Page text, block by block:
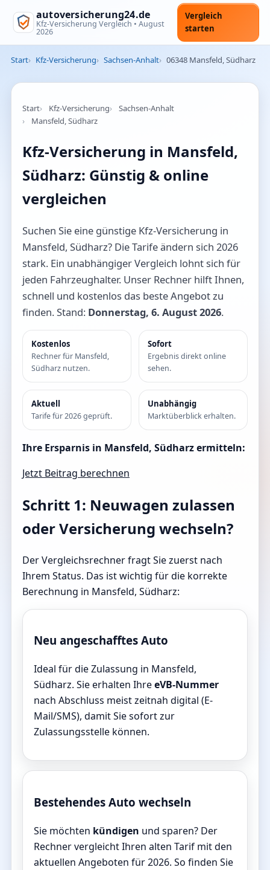
autoversicherung24.de
Kfz-Versicherung Vergleich • August
2026
Vergleich
starten
Start Kfz-Versicherung Sachsen-Anhalt 06348 Mansfeld, Südharz
Start Kfz-Versicherung
Sachsen-Anhalt
Mansfeld, Südharz
Kfz-Versicherung in Mansfeld,
Südharz: Günstig & online
vergleichen
Suchen Sie eine günstige Kfz-Versicherung in
Mansfeld, Südharz? Die Tarife ändern sich 2026
stark. Ein unabhängiger Vergleich lohnt sich für
jeden Fahrzeughalter. Unser Rechner hilft Ihnen,
schnell und kostenlos das beste Angebot zu
finden. Stand: Donnerstag, 6. August 2026.
Kostenlos
Rechner für Mansfeld,
Südharz nutzen.
Sofort
Ergebnis direkt online
sehen.
Aktuell
Tarife für 2026 geprüft.
Unabhängig
Marktüberblick erhalten.
Ihre Ersparnis in Mansfeld, Südharz ermitteln:
Jetzt Beitrag berechnen
Schritt 1: Neuwagen zulassen
oder Versicherung wechseln?
Der Vergleichsrechner fragt Sie zuerst nach
Ihrem Status. Das ist wichtig für die korrekte
Berechnung in Mansfeld, Südharz:
Neu angeschafftes Auto
Ideal für die Zulassung in Mansfeld,
Südharz. Sie erhalten IhreeVB-Nummer
nach Abschluss meist zeitnah digital (E-
Mail/SMS), damit Sie sofort zur
Zulassungsstelle können.
Bestehendes Auto wechseln
Sie möchten kündigen und sparen? Der
Rechner vergleicht Ihren alten Tarif mit den
aktuellen Angeboten für 2026. So finden Sie